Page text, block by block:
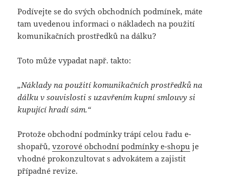
Podívejte se do svých obchodních podmínek, máte
tam uvedenou informaci o nákladech na použití
komunikačních prostředků na dálku?
Toto může vypadat např. takto:
„Náklady na použití komunikačních prostředků na
dálku v souvislosti s uzavřením kupní smlouvy si
kupující hradí sám.“
Protože obchodní podmínky trápí celou řadu e-
shopařů,vzorové obchodní podmínky e-shopu je
vhodné prokonzultovat s advokátem a zajistit
případné revize.